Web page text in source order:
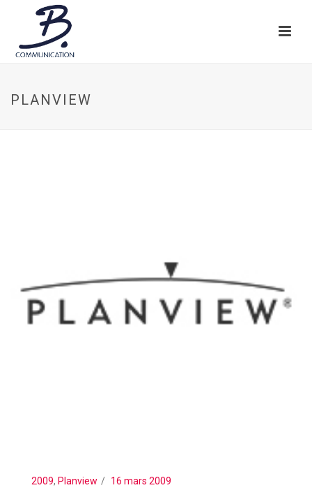
PLANVIEW
2009, Planview 16 mars 2009